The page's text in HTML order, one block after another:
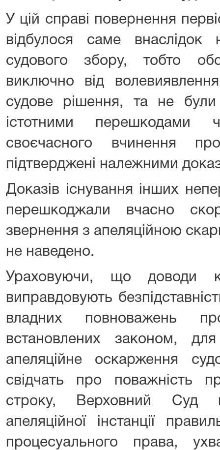
У цій справі повернення
відбулося саме внаслідок
судового збору, тобто
виключно від
судове рішення, та не були
істотними
своєчасного вчинення
підтверджені належними
Доказів існування інших
перешкоджали вчасно
звернення з апеляційною
не наведено.
Ураховуючи, що доводи
виправдовують
владних повноважень
встановлених законом,
апеляційне оскарження
свідчать про поважність
строку, Верховний Суд
апеляційної інстанції
процесуального права,